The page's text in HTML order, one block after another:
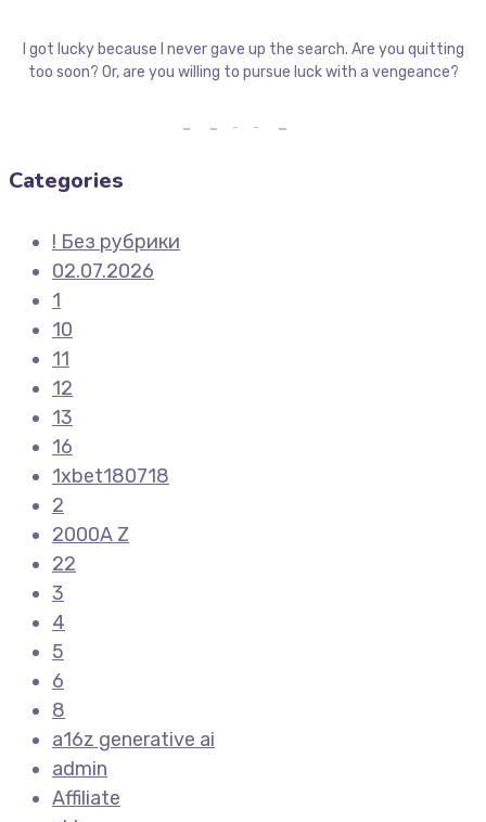
I got lucky because I never gave up the search. Are you quitting
too soon? Or, are you willing to pursue luck with a vengeance?
Categories
! Без рубрики
02.07.2026
1
10
11
12
13
16
1xbet180718
2
2000A Z
22
3
4
5
6
8
a16z generative ai
admin
Affiliate